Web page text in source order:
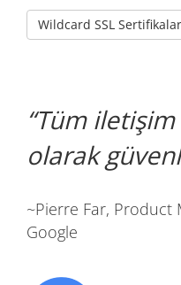
Wildcard SSL
Tüm iletişim
olarak
~Pierre Far, Product
Google